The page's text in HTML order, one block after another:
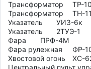
Трансформатор	ТР-100
Трансформатор	ТН-115-7,5, б/у, б/д.
Указатель	УИ3-6к
Указатель	2ТУЭ-1
Фара	ПРФ-4М
Фара рулежная	ФР-100
Хвостовой огонь	ХС-62
Центральный пульт